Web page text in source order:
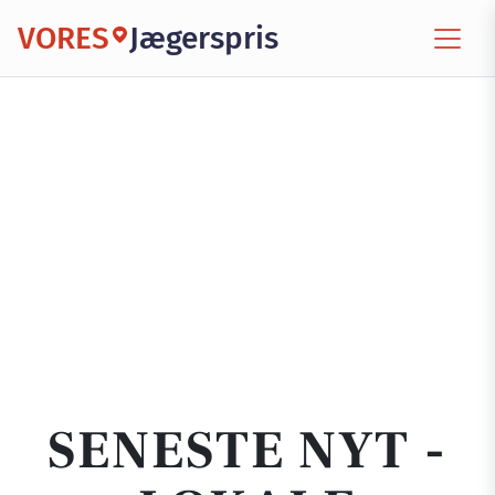
VORES Jægerspris
SENESTE NYT -